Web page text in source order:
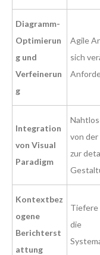
Diagramm-
Optimierun
g und
Verfeinerun
g
Agile
sich
Integration
von Visual
Paradigm
von
zur
Kontextbez
ogene
Berichterst
attung
Tiefere
die